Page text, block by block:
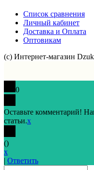
Список сравнения
Личный кабинет
Доставка и Оплата
Оптовикам
(с) Интернет-магазин
0
Оставьте комментарий!
статьи.x
()
x
| Ответить